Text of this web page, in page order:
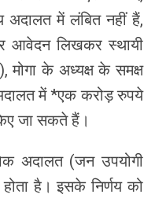
अदालत में लंबित नहीं हैं,
आवेदन लिखकर स्थायी
मोगा के अध्यक्ष के समक्ष
में *एक करोड़ रुपये
जा सकते हैं।
अदालत (जन उपयोगी
होता है। इसके निर्णय को